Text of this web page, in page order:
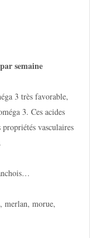
semaine
3 très favorable,
3. Ces acides
vasculaires
merlan, morue,